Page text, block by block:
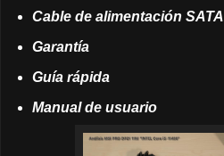
Cable de alimentación SATA
Garantía
Guía rápida
Manual de usuario